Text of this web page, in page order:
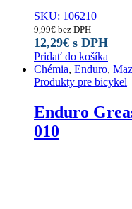
SKU: 106210
9,99€ bez DPH
12,29€ s DPH
Pridať do košíka
Chémia, Enduro,
Produkty pre bicykel
Enduro
010